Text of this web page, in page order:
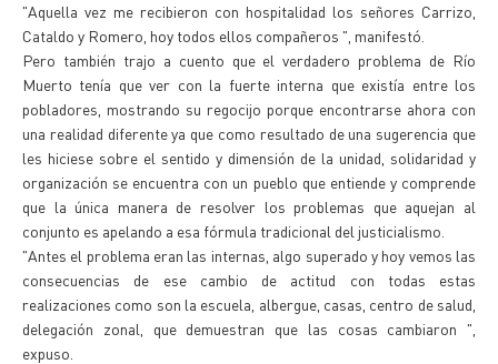
"Aquella vez me recibieron con hospitalidad los señores Carrizo,
Cataldo y Romero, hoy todos ellos compañeros ", manifestó.
Pero también trajo a cuento que el verdadero problema de Río
Muerto tenía que ver con la fuerte interna que existía entre los
pobladores, mostrando su regocijo porque encontrarse ahora con
una realidad diferente ya que como resultado de una sugerencia que
les hiciese sobre el sentido y dimensión de la unidad, solidaridad y
organización se encuentra con un pueblo que entiende y comprende
que la única manera de resolver los problemas que aquejan al
conjunto es apelando a esa fórmula tradicional del justicialismo.
"Antes el problema eran las internas, algo superado y hoy vemos las
consecuencias de ese cambio de actitud con todas estas
realizaciones como son la escuela, albergue, casas, centro de salud,
delegación zonal, que demuestran que las cosas cambiaron ",
expuso.